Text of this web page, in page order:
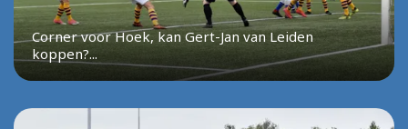
Corner voor Hoek, kan Gert-Jan van Leiden
koppen?...